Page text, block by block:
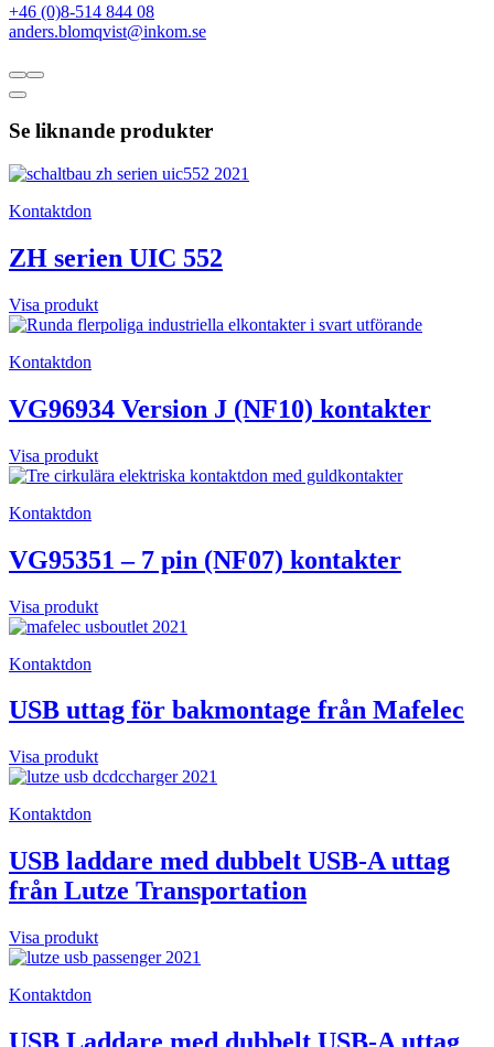
+46 (0)8-514 844 08
anders.blomqvist@inkom.se
Se liknande produkter
Kontaktdon
ZH serien UIC 552
Visa produkt
Kontaktdon
VG96934 Version J (NF10) kontakter
Visa produkt
Kontaktdon
VG95351 – 7 pin (NF07) kontakter
Visa produkt
Kontaktdon
USB uttag för bakmontage från Mafelec
Visa produkt
Kontaktdon
USB laddare med dubbelt USB-A uttag
från Lutze Transportation
Visa produkt
Kontaktdon